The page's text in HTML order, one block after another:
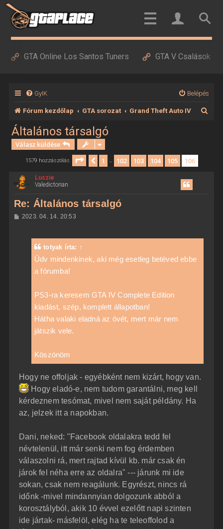
GTA Online Los Santos Tuners GTA V Csalások
GyIK Belépés
Fórum kezdőlap GTA sorozat Grand Theft Auto IV
Általános társalgó
Válasz küldése
1579 hozzászólás Oldal: 106 /106
Előző
1 … 102 103 104 105 106
Luszie
Valedictorian
Re: Általános társalgó
H
2023. 04. 14. 20:53
totyak írta: ↑
Üdv mindenkinek, aki még esetleg betéved ebbe
a fórumba!
PS3-ra keresem GTA IV Complete Edition
kiadást, szép, komplett állapotban!
Hátha valaki eladná az övét, mert már nem
játszik vele.
Köszönöm
Hogy ne offoljak - egyébként nem kizárt, hogy van.
Hogy eladó-e, nem tudom garantálni, meg kell
kérdeznem tesómat, mivel nem saját példány. Ha
az, jelzek itt a napokban.
Dani, neked: "Facebook oldalakra tedd fel
névtelenül, itt már senki nem fog érdemben
válaszolni rá, mert rajtad kívül kb. már csak én
járok fel néha erre az oldalra" --- járunk mi ide
sokan, csak nem reagálunk. Egyrészt, nincs rá
időnk -mivel mindannyian dolgozunk abból a
korosztályból, akik 10 évvel ezelőtt napi szinten
ide jártak- másfelöl, elég ha te teleoffolod a